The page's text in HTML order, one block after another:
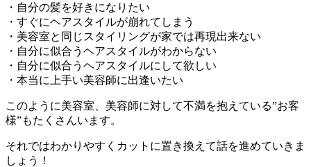
・自分の髪を好きになりたい
・すぐにヘアスタイルが崩れてしまう
・美容室と同じスタイリングが家では再現出来ない
・自分に似合うヘアスタイルがわからない
・自分に似合うヘアスタイルにして欲しい
・本当に上手い美容師に出逢いたい
このように美容室、美容師に対して不満を抱えている”お客
様”もたくさんいます。
それではわかりやすくカットに置き換えて話を進めていきま
しょう！